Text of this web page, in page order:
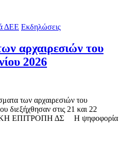
ΔΕΕ Εκδηλώσεις
αρχαιρεσιών του
2026
των αρχαιρεσιών του
διεξήχθησαν στις 21 και 22
ΕΠΙΤΡΟΠΗ ΔΣ H ψηφοφορία